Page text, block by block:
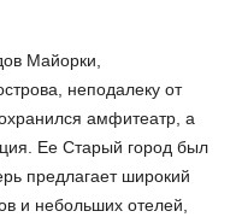
Майорки,
неподалеку от
амфитеатр, а
Ее Старый город был
предлагает широкий
и небольших отелей,